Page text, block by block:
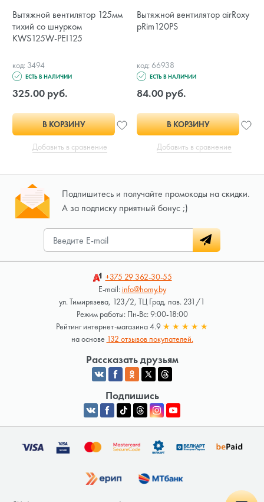
Вытяжной вентилятор 125мм
тихий со шнурком
KWS125W-PEI125
код: 3494
ЕСТЬ В НАЛИЧИИ
325.00 руб.
В КОРЗИНУ
Добавить в сравнение
Вытяжной вентилятор airRoxy
pRim120PS
код: 66938
ЕСТЬ В НАЛИЧИИ
84.00 руб.
В КОРЗИНУ
Добавить в сравнение
Подпишитесь и получайте промокоды на скидки.
А за подписку приятный бонус ;)
+375 29362-30-55
E-mail:info@homy.by
ул. Тимирязева, 123/2, ТЦ Град, пав. 231/1
Режим работы: Пн-Вс: 9:00-18:00
Рейтинг интернет-магазина 4.9 ★ ★ ★ ★ ★
на основе 132 отзывов покупателей.
Рассказать друзьям
Подпишись